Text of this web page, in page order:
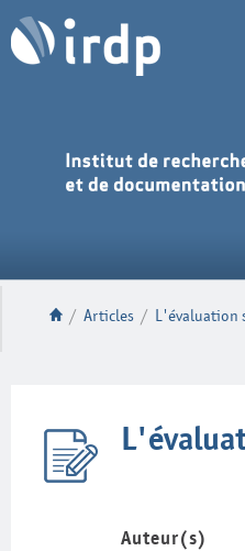
/ Articles / L'évaluation
Auteur(s)